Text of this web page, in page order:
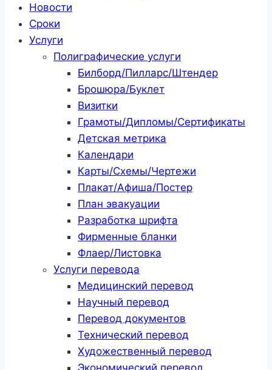
Новости
Сроки
Услуги
Полиграфические услуги
Билборд/Пилларс/Штендер
Брошюра/Буклет
Визитки
Грамоты/Дипломы/Сертификаты
Детская метрика
Календари
Карты/Схемы/Чертежи
Плакат/Афиша/Постер
План эвакуации
Разработка шрифта
Фирменные бланки
Флаер/Листовка
Услуги перевода
Медицинский перевод
Научный перевод
Перевод документов
Технический перевод
Художественный перевод
Экономический перевод